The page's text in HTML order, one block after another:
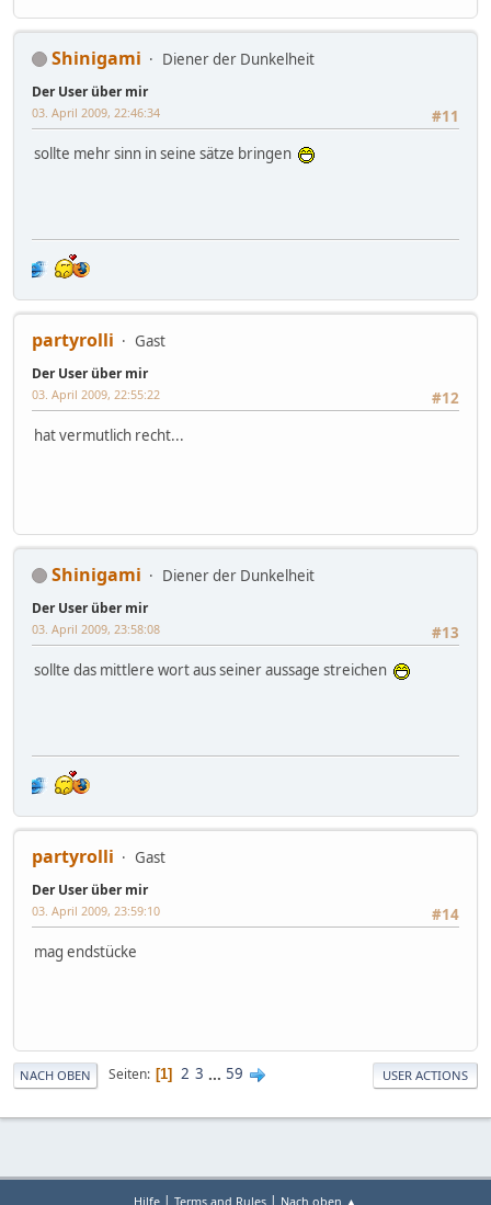
Shinigami Diener der Dunkelheit
Der User über mir
#11
03. April 2009, 22:46:34
sollte mehr sinn in seine sätze bringen
partyrolli Gast
Der User über mir
#12
03. April 2009, 22:55:22
hat vermutlich recht...
Shinigami Diener der Dunkelheit
Der User über mir
#13
03. April 2009, 23:58:08
sollte das mittlere wort aus seiner aussage streichen
partyrolli Gast
Der User über mir
#14
03. April 2009, 23:59:10
mag endstücke
NACH OBEN Seiten 1 2 3 ... 59 USER ACTIONS
Hilfe | Terms and Rules | Nach oben ▲